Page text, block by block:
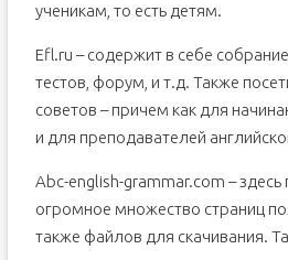
ученикам, то есть детям.
Efl.ru – содержит в себе собрание
тестов, форум, и т.д. Также
советов – причем как для
и для преподавателей
Abc-english-grammar.com – здесь
огромное множество страниц
также файлов для скачивания.